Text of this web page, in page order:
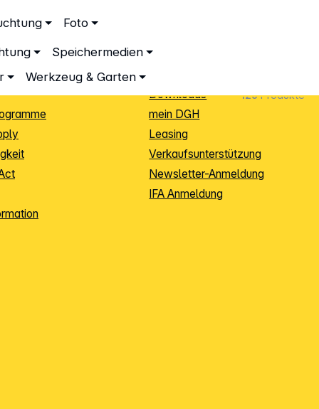
Foto
Speichermedien
Werkzeug & Garten
126Produkte
Sendungsverfolgung
Downloads
mein DGH
Leasing
Verkaufsunterstützung
Newsletter-Anmeldung
IFA Anmeldung